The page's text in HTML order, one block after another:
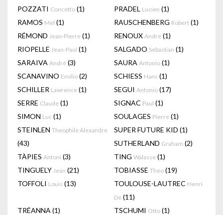
POZZATI Concetto (1) PRADEL Lucien (1)
RAMOS Mel (1) RAUSCHENBERG Robert (1)
RÉMOND Jean-Pierre (1) RENOUX André (1)
RIOPELLE Jean-Paul (1) SALGADO Sebastian (1)
SARAIVA André (3) SAURA Antonio (1)
SCANAVINO Emilio (2) SCHIESS Hans (1)
SCHILLER Lawrence (1) SEGUI Antonio (17)
SERRE Claude (1) SIGNAC Paul (1)
SIMON Luc (1) SOULAGES Pierre (1)
STEINLEN Theophile Alexandre
(43)
SUPER FUTURE KID (1)
SUTHERLAND Graham (2)
TÀPIES Antoni (3) TING Walasse (1)
TINGUELY Jean (21) TOBIASSE Theo (19)
TOFFOLI Louis (13) TOULOUSE-LAUTREC Henri
De (11)
TRÉANNA (1) TSCHUMI Otto (1)